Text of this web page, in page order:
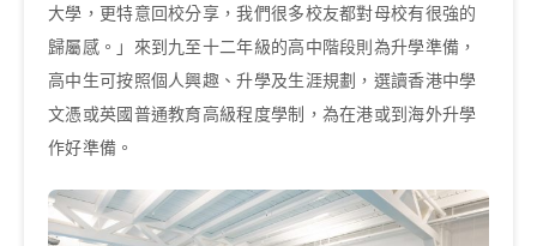
大學，更特意回校分享，我們很多校友都對母校有很強的
歸屬感。」來到九至十二年級的高中階段則為升學準備，
高中生可按照個人興趣、升學及生涯規劃，選讀香港中學
文憑或英國普通教育高級程度學制，為在港或到海外升學
作好準備。